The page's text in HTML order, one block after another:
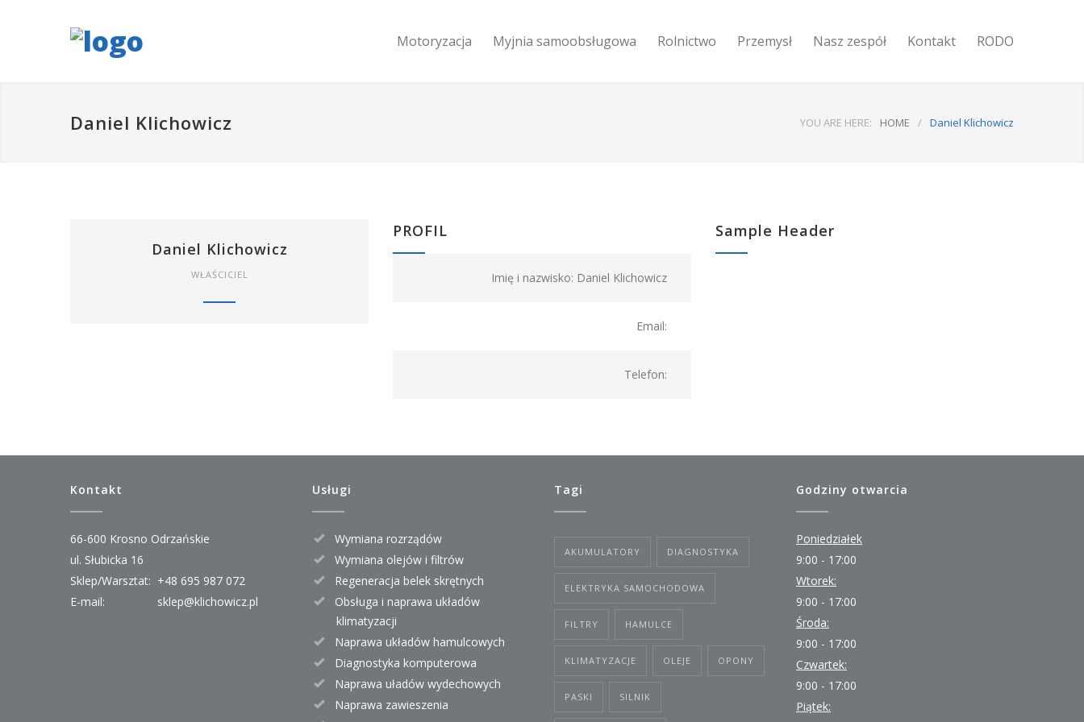
Motoryzacja Myjnia samoobsługowa Rolnictwo Przemysł Nasz zespół Kontakt RODO
Daniel Klichowicz YOU ARE HERE: HOME / Daniel Klichowicz
Daniel Klichowicz
WŁAŚCICIEL
PROFIL
Imię i nazwisko: Daniel Klichowicz
Email:
Telefon:
Sample Header
Kontakt
66-600 Krosno Odrzańskie
ul. Słubicka 16
Sklep/Warsztat: +48 695 987 072
E-mail:
sklep@klichowicz.pl
Usługi
Wymiana rozrządów
Wymiana olejów i filtrów
Regeneracja belek skrętnych
Obsługa i naprawa układów
klimatyzacji
Naprawa układów hamulcowych
Diagnostyka komputerowa
Naprawa uładów wydechowych
Naprawa zawieszenia
Tagi
AKUMULATORY DIAGNOSTYKA
ELEKTRYKA SAMOCHODOWA
FILTRY HAMULCE
KLIMATYZACJE OLEJE OPONY
PASKI SILNIK
Godziny otwarcia
Poniedziałek
9:00 - 17:00
Wtorek:
9:00 - 17:00
Środa:
9:00 - 17:00
Czwartek:
9:00 - 17:00
Piątek: